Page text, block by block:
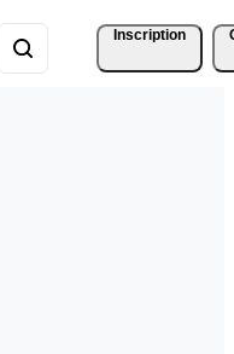
Inscription